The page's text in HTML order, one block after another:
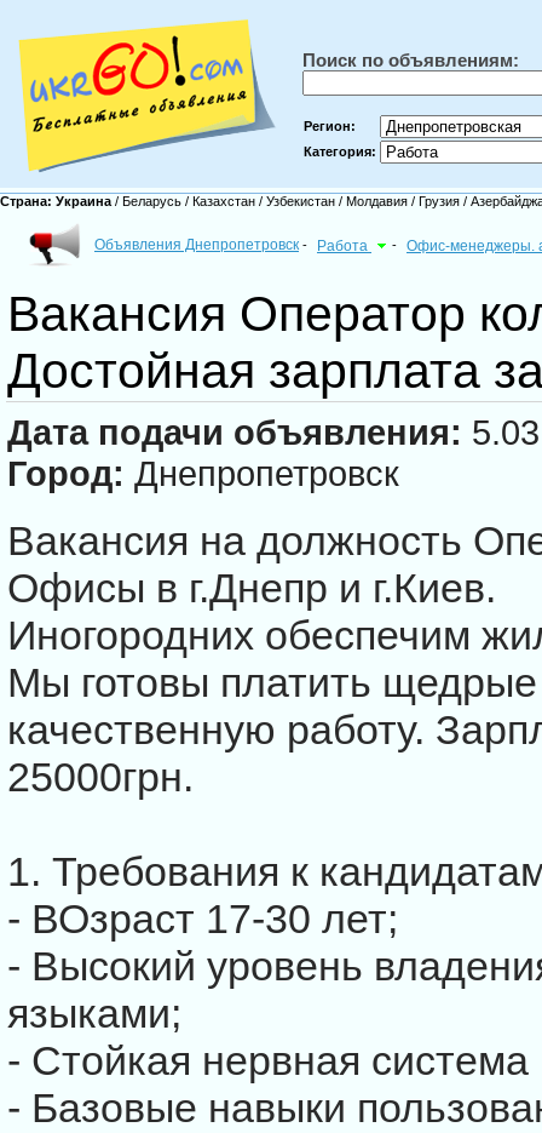
Поиск по объявлениям:
Регион:
Категория:
Страна: Украина / Беларусь / Казахстан / Узбекистан / Молдавия / Грузия /
Объявления Днепропетровск - Работа - Офис-менеджеры.
Вакансия Оператор
Достойная зарплата
Дата подачи объявления:
Город: Днепропетровск
Вакансия на должность
Офисы в г.Днепр и г.Киев.
Иногородних обеспечим
Мы готовы платить щедрые
качественную работу.
25000грн.
1. Требования к
- ВОзраст 17-30 лет;
- Высокий уровень
языками;
- Стойкая нервная система
- Базовые навыки